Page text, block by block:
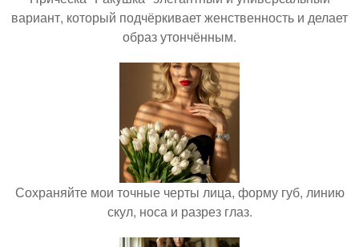
вариант, который подчёркивает женственность и делает
образ утончённым.
Сохраняйте мои точные черты лица, форму губ, линию
скул, носа и разрез глаз.